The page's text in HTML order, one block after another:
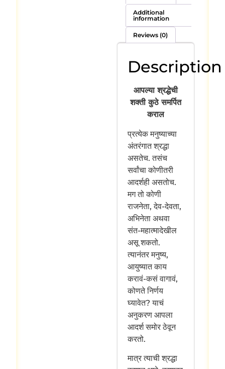
Additional
information
Reviews (0)
Description
आपल्या श्रद्धेची
शक्ती कुठे समर्पित
कराल
प्रत्येक मनुष्याच्या
अंतरंगात श्रद्धा
असतेच. तसंच
सर्वांचा कोणीतरी
आदर्शही असतोच.
मग तो कोणी
राजनेता, देव-देवता,
अभिनेता अथवा
संत-महात्मादेखील
असू शकतो.
त्यानंतर मनुष्य,
आयुष्यात काय
करावं-कसं वागावं,
कोणते निर्णय
घ्यावेत? याचं
अनुकरण आपला
आदर्श समोर ठेवून
करतो.
मात्र त्याची श्रद्धा